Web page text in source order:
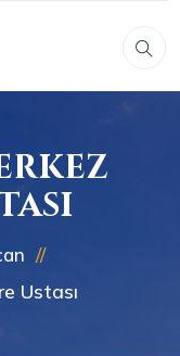
Ustası